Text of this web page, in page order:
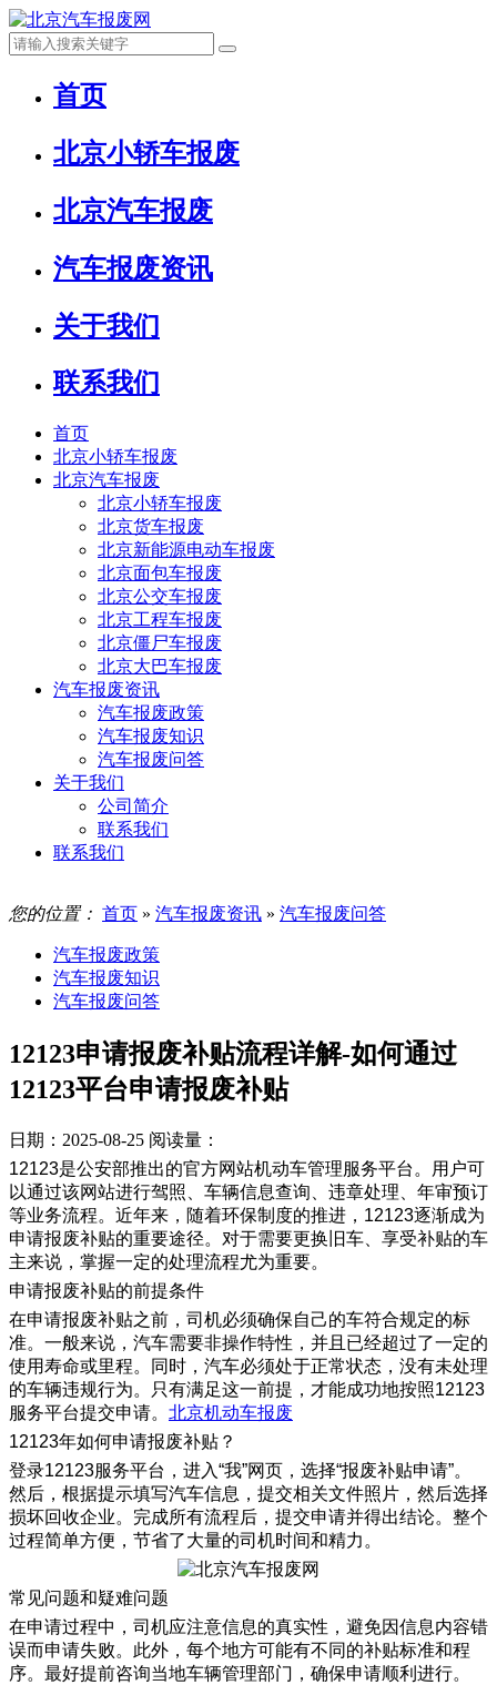
首页
北京小轿车报废
北京汽车报废
汽车报废资讯
关于我们
联系我们
首页
北京小轿车报废
北京汽车报废
北京小轿车报废
北京货车报废
北京新能源电动车报废
北京面包车报废
北京公交车报废
北京工程车报废
北京僵尸车报废
北京大巴车报废
汽车报废资讯
汽车报废政策
汽车报废知识
汽车报废问答
关于我们
公司简介
联系我们
联系我们
您的位置： 首页 » 汽车报废资讯 » 汽车报废问答
汽车报废政策
汽车报废知识
汽车报废问答
12123申请报废补贴流程详解-如何通过
12123平台申请报废补贴
日期：2025-08-25 阅读量：
12123是公安部推出的官方网站机动车管理服务平台。用户可
以通过该网站进行驾照、车辆信息查询、违章处理、年审预订
等业务流程。近年来，随着环保制度的推进，12123逐渐成为
申请报废补贴的重要途径。对于需要更换旧车、享受补贴的车
主来说，掌握一定的处理流程尤为重要。
申请报废补贴的前提条件
在申请报废补贴之前，司机必须确保自己的车符合规定的标
准。一般来说，汽车需要非操作特性，并且已经超过了一定的
使用寿命或里程。同时，汽车必须处于正常状态，没有未处理
的车辆违规行为。只有满足这一前提，才能成功地按照12123
服务平台提交申请。 北京机动车报废
12123年如何申请报废补贴？
登录12123服务平台，进入“我”网页，选择“报废补贴申请”。
然后，根据提示填写汽车信息，提交相关文件照片，然后选择
损坏回收企业。完成所有流程后，提交申请并得出结论。整个
过程简单方便，节省了大量的司机时间和精力。
常见问题和疑难问题
在申请过程中，司机应注意信息的真实性，避免因信息内容错
误而申请失败。此外，每个地方可能有不同的补贴标准和程
序。最好提前咨询当地车辆管理部门，确保申请顺利进行。